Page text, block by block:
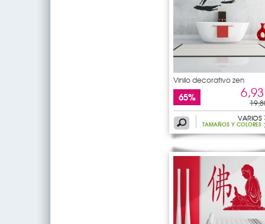
Vinilo decorativo zen
65%
VARIOS
TAMAÑOS Y COLORES